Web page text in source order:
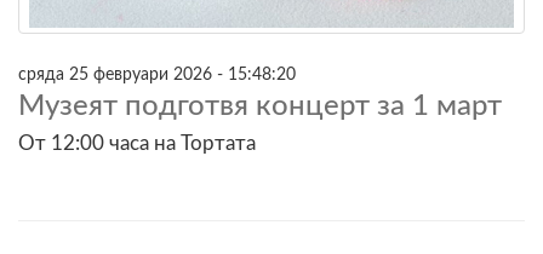
сряда 25 февруари 2026 - 15:48:20
Музеят подготвя концерт за 1 март
От 12:00 часа на Тортата